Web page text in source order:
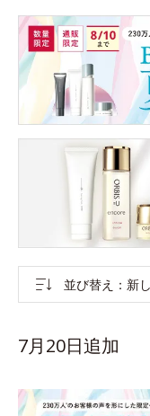
並び替え 新
7月20日追加